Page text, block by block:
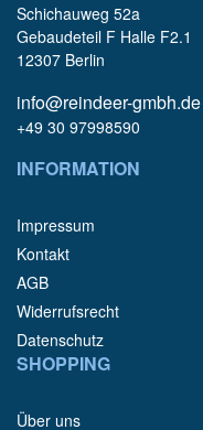
Schichauweg 52a
Gebaudeteil F Halle F2.1
12307 Berlin
info@reindeer-gmbh.de
+49 30 97998590
INFORMATION
Impressum
Kontakt
AGB
Widerrufsrecht
Datenschutz
SHOPPING
Über uns